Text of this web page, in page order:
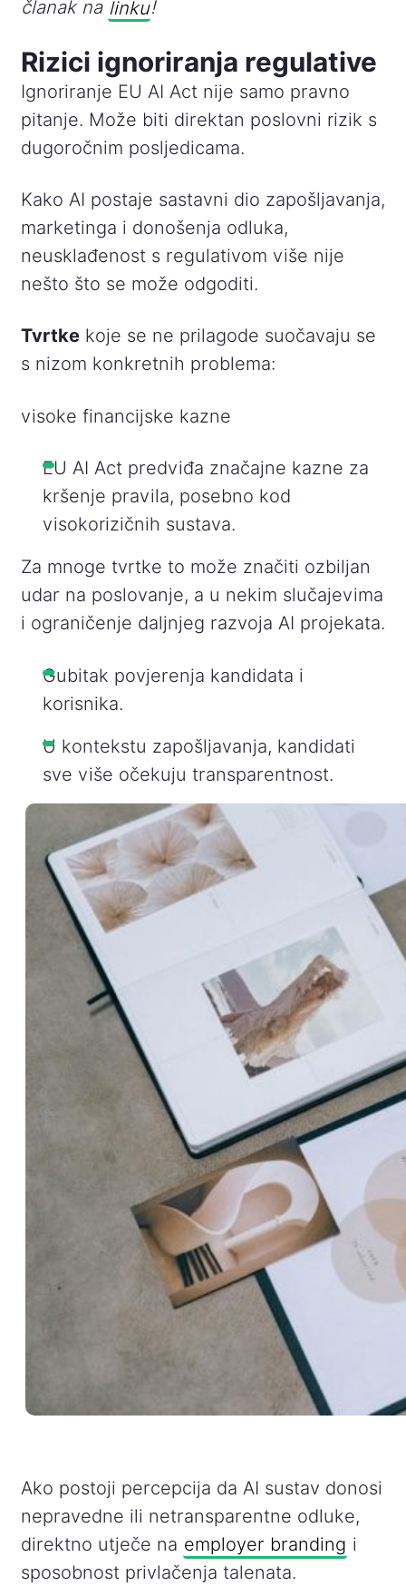
članak na linku!
Rizici ignoriranja regulative
Ignoriranje EU AI Act nije samo pravno
pitanje. Može biti direktan poslovni rizik s
dugoročnim posljedicama.
Kako AI postaje sastavni dio zapošljavanja,
marketinga i donošenja odluka,
neusklađenost s regulativom više nije
nešto što se može odgoditi.
Tvrtke koje se ne prilagode suočavaju se
s nizom konkretnih problema:
visoke financijske kazne
EU AI Act predviđa značajne kazne za
kršenje pravila, posebno kod
visokorizičnih sustava.
Za mnoge tvrtke to može značiti ozbiljan
udar na poslovanje, a u nekim slučajevima
i ograničenje daljnjeg razvoja AI projekata.
Gubitak povjerenja kandidata i
korisnika.
U kontekstu zapošljavanja, kandidati
sve više očekuju transparentnost.
Ako postoji percepcija da AI sustav donosi
nepravedne ili netransparentne odluke,
direktno utječe na employer branding i
sposobnost privlačenja talenata.